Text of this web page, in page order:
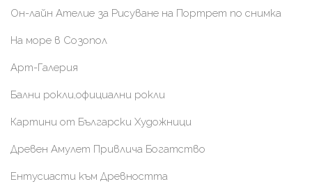
Он-лайн Ателие за Рисуване на Портрет по снимка
На море в Созопол
Арт-Галерия
Бални рокли,официални рокли
Картини от Български Художници
Древен Амулет Привлича Богатство
Ентусиасти към Древността